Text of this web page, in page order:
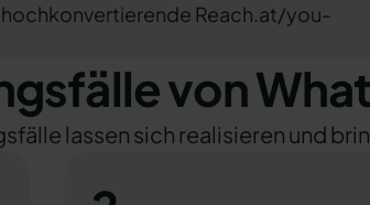
Reach.at/you-
von
lassen sich realisieren und